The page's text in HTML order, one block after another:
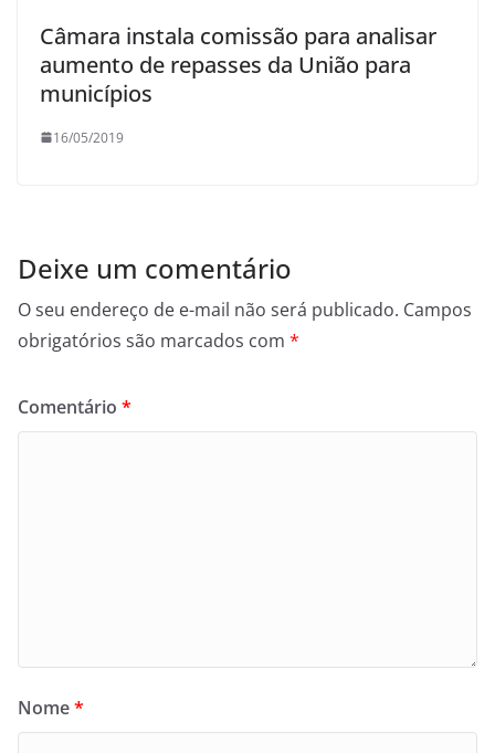
Câmara instala comissão para analisar
aumento de repasses da União para
municípios
16/05/2019
Deixe um comentário
O seu endereço de e-mail não será publicado. Campos
obrigatórios são marcados com *
Comentário *
Nome*